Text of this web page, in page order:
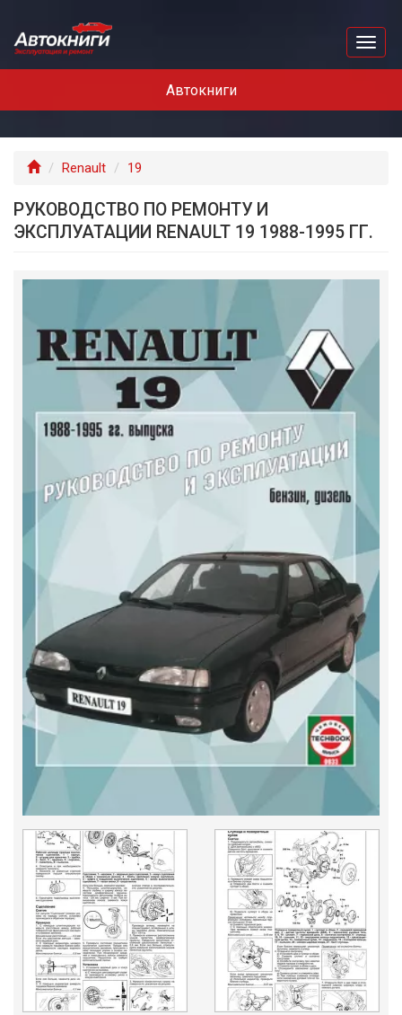
Автокниги
ГлавнаяRenault 19
РУКОВОДСТВО ПО РЕМОНТУ И
ЭКСПЛУАТАЦИИ RENAULT 19 1988-1995 ГГ.